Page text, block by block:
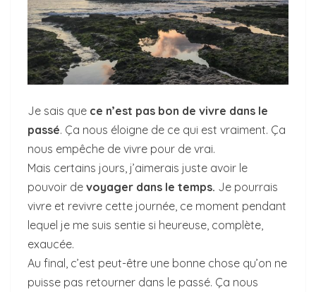
Je sais que ce n’est pas bon de vivre dans le
passé. Ça nous éloigne de ce qui est vraiment. Ça
nous empêche de vivre pour de vrai.
Mais certains jours, j’aimerais juste avoir le
pouvoir de voyager dans le temps. Je pourrais
vivre et revivre cette journée, ce moment pendant
lequel je me suis sentie si heureuse, complète,
exaucée.
Au final, c’est peut-être une bonne chose qu’on ne
puisse pas retourner dans le passé. Ça nous